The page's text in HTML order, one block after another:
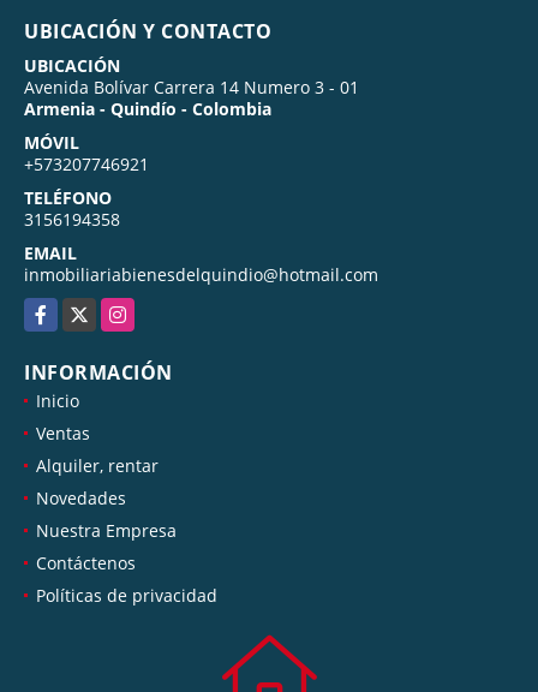
UBICACIÓN Y CONTACTO
UBICACIÓN
Avenida Bolívar Carrera 14 Numero 3 - 01
Armenia - Quindío - Colombia
MÓVIL
+573207746921
TELÉFONO
3156194358
EMAIL
inmobiliariabienesdelquindio@hotmail.com
Facebook
X Instagram
INFORMACIÓN
Inicio
Ventas
Alquiler, rentar
Novedades
Nuestra Empresa
Contáctenos
Políticas de privacidad